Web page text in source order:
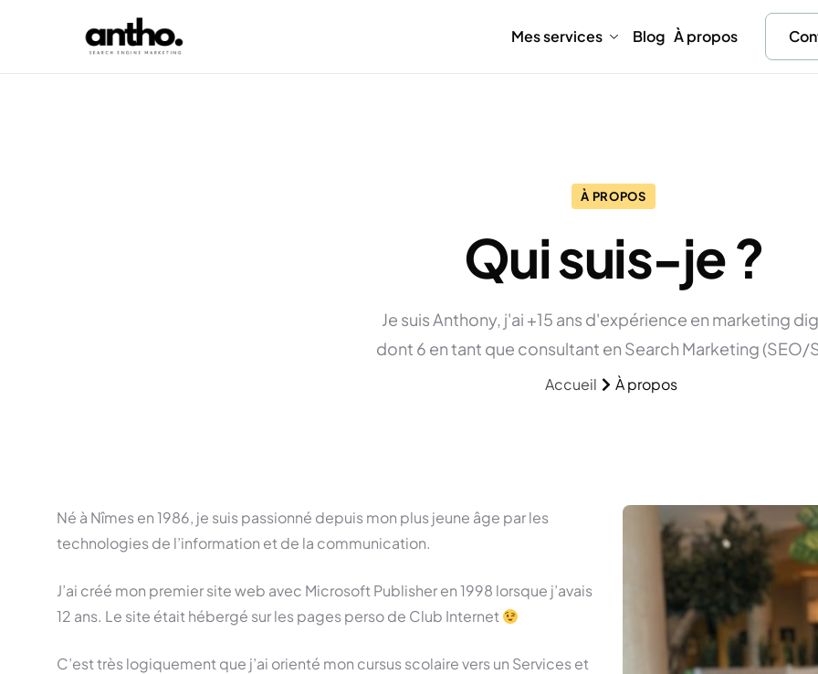
Mes services Blog À propos
À PROPOS
Qui suis-je ?
Je suis Anthony, j'ai +15 ans d'expérience en marketing
dont 6 en tant que consultant en Search Marketing (SEO/
Accueil À propos
Né à Nîmes en 1986, je suis passionné depuis mon plus jeune âge par les
technologies de l’information et de la communication.
J’ai créé mon premier site web avec Microsoft Publisher en 1998 lorsque j’avais
12 ans. Le site était hébergé sur les pages perso de Club Internet
C’est très logiquement que j’ai orienté mon cursus scolaire vers un Services et